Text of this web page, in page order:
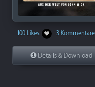
100 Likes 3 Kommentare
Details & Download